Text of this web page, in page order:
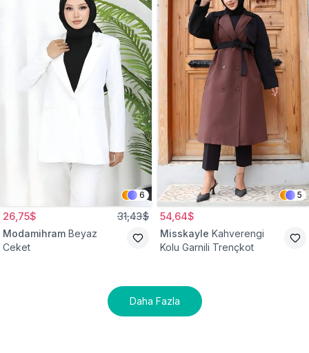
6
26,75$ 31,43$
Modamihram Beyaz
Ceket
5
54,64$
Misskayle Kahverengi
Kolu Garnili Trençkot
Daha Fazla